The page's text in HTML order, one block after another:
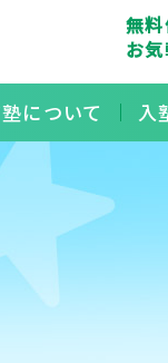
について 入
無
お